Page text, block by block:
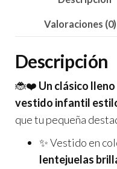
o
k
s
A
p
p
Valoraciones (0)
Descripción
🐞❤️ Un clásico
vestido infantil
que tu pequeña
✨ Vestido en
lentejuelas